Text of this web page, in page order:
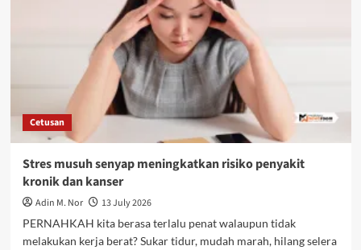
Cetusan
Stres musuh senyap meningkatkan risiko penyakit
kronik dan kanser
Adin M. Nor
13 July 2026
PERNAHKAH kita berasa terlalu penat walaupun tidak
melakukan kerja berat? Sukar tidur, mudah marah, hilang selera